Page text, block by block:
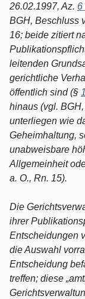
26.02.1997, Az. 6
BGH, Beschluss
16; beide zitiert
leitenden
gerichtliche
öffentlich sind (§
hinaus (vgl.
unterliegen wie
Geheimhaltung,
unabweisbare
Allgemeinheit
a. O., Rn. 15).
Die
ihrer
Entscheidungen
die Auswahl
Entscheidung
treffen; diese